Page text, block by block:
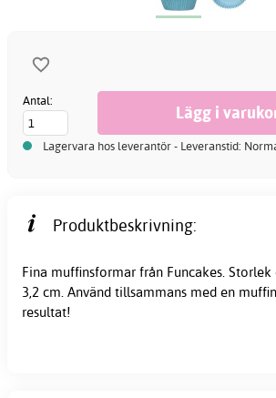
Antal:
Lagervara hos leverantör - Leveranstid:
Produktbeskrivning:
Fina muffinsformar från Funcakes.
3,2 cm. Använd tillsammans med en
resultat!